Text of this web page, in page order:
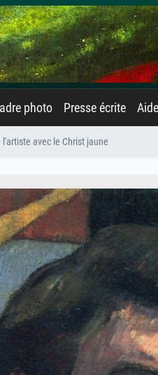
photo Presse écrite
l'artiste avec le Christ jaune